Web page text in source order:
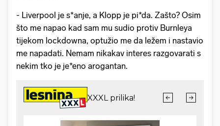
- Liverpool je s*anje, a Klopp je pi*da. Zašto? Osim
što me napao kad sam mu sudio protiv Burnleya
tijekom lockdowna, optužio me da ležem i nastavio
me napadati. Nemam nikakav interes razgovarati s
nekim tko je je*eno arogantan.